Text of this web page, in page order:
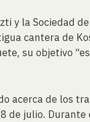
y la Sociedad
cantera de
su objetivo
acerca de los
de julio.